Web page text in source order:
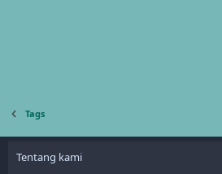
Tags
Tentang kami